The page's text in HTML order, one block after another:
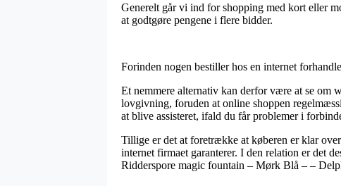
Generelt går vi ind for shopping med kort eller
at godtgøre pengene i flere bidder.
Forinden nogen bestiller hos en internet
Et nemmere alternativ kan derfor være at se om
lovgivning, foruden at online shoppen
at blive assisteret, ifald du får problemer i
Tillige er det at foretrække at køberen er klar
internet firmaet garanterer. I den relation er det
Ridderspore magic fountain – Mørk Blå – –